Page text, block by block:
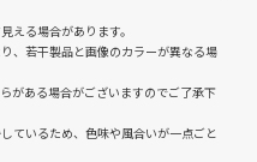
える場合があります。
、若干製品と画像のカラーが異なる場
がある場合がございますのでご了承下
ているため、色味や風合いが一点ごと